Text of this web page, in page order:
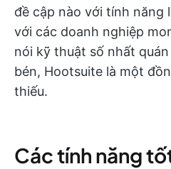
đề cập nào với tính năng
với các doanh nghiệp
nói kỹ thuật số nhất
bén, Hootsuite là một
thiếu.
Các tính năng